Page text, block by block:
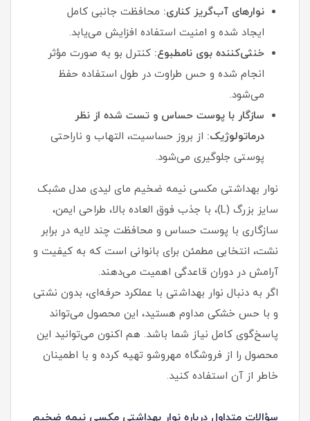
نوارهای آب‌گریز کناری: محافظت جانبی کامل
ایجاد شده و امنیت استفاده افزایش می‌یابد.
خنثی‌کننده بوی نامطبوع: کنترل بو به‌ صورت مؤثر
انجام شده و حس طراوت در طول استفاده حفظ
می‌شود.
سازگار با پوست حساس و تست‌ شده از نظر
درماتولوژیک: از بروز حساسیت، التهاب و ناراحتی
پوستی جلوگیری می‌شود.
نوار بهداشتی مکسی نیمه ضخیم مای لیدی مدل مشبک
سایز بزرگ (L)، با جذب فوق‌ العاده بالا، طراحی ایمن،
سازگاری با پوست حساس و محافظت چند لایه در برابر
نشت، انتخابی مطمئن برای بانوانی است که به کیفیت و
آرامش در دوران قاعدگی اهمیت می‌دهند.
اگر به‌ دنبال نوار بهداشتی با عملکرد حرفه‌ای، بدون نشتی
و با حس خشکی مداوم هستید، این محصول می‌تواند
پاسخ‌گوی کامل نیاز شما باشد. هم‌ اکنون می‌توانید این
محصول را از فروشگاه مهروشو تهیه کرده و با اطمینان
خاطر از آن استفاده کنید.
سؤالات متداول درباره نوار بهداشتی مکسی نیمه ضخیم